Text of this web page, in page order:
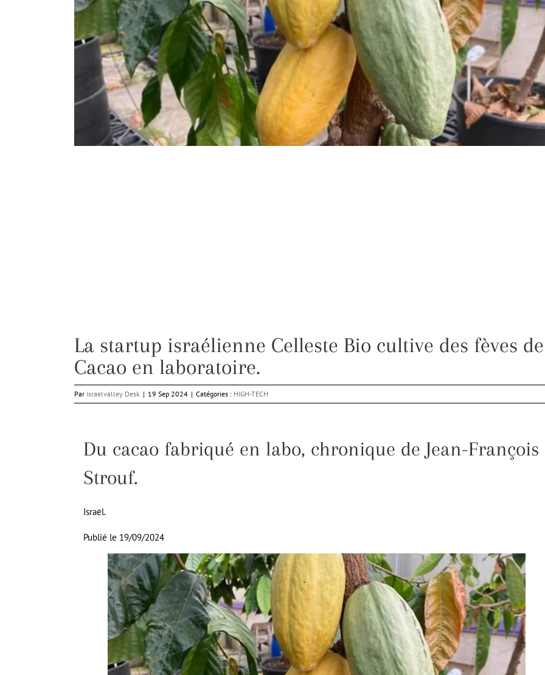
La startup israélienne Celleste Bio cultive des fèves de
Cacao en laboratoire.
Par Israelvalley Desk | 19 Sep 2024 | Catégories : HIGH-TECH
Du cacao fabriqué en labo, chronique de Jean-François
Strouf.
Israël.
Publié le 19/09/2024